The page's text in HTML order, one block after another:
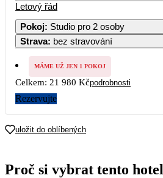
Letový řád
Pokoj: Studio pro 2 osoby
Strava: bez stravování
MÁME UŽ JEN 1 POKOJ
Celkem: 21 980 Kčpodrobnosti
Rezervujte
uložit do oblíbených
Proč si vybrat tento hotel